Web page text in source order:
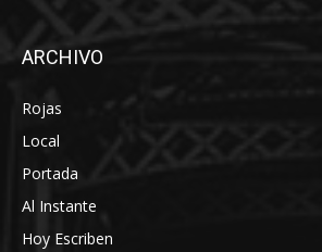
ARCHIVO
Rojas
Local
Portada
Al Instante
Hoy Escriben